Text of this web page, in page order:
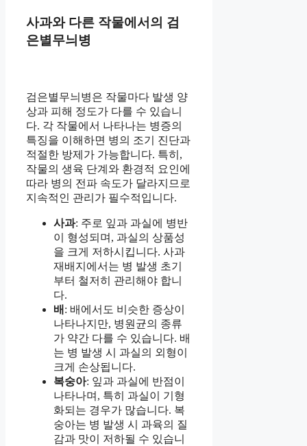
사과와 다른 작물에서의 검
은별무늬병
검은별무늬병은 작물마다 발생 양
상과 피해 정도가 다를 수 있습니
다. 각 작물에서 나타나는 병증의
특징을 이해하면 병의 조기 진단과
적절한 방제가 가능합니다. 특히,
작물의 생육 단계와 환경적 요인에
따라 병의 전파 속도가 달라지므로
지속적인 관리가 필수적입니다.
사과: 주로 잎과 과실에 병반
이 형성되며, 과실의 상품성
을 크게 저하시킵니다. 사과
재배지에서는 병 발생 초기
부터 철저히 관리해야 합니
다.
배 : 배에서도 비슷한 증상이
나타나지만, 병원균의 종류
가 약간 다를 수 있습니다. 배
는 병 발생 시 과실의 외형이
크게 손상됩니다.
복숭아: 잎과 과실에 반점이
나타나며, 특히 과실이 기형
화되는 경우가 많습니다. 복
숭아는 병 발생 시 과육의 질
감과 맛이 저하될 수 있습니